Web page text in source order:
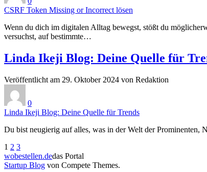
CSRF Token Missing or Incorrect lösen
Wenn du dich im digitalen Alltag bewegst, stößt du
versuchst, auf bestimmte…
Linda Ikeji Blog: Deine Quelle für
Veröffentlicht am 29. Oktober 2024 von Redaktion
0
Linda Ikeji Blog: Deine Quelle für Trends
Du bist neugierig auf alles, was in der Welt der
Seitennummerierung
der
1 2 3
wobestellen.dedas Portal
Startup Blog von Compete Themes.